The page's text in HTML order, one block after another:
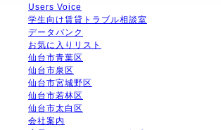
Users Voice
学生向け賃貸トラブル相談室
データバンク
お気に入りリスト
仙台市青葉区
仙台市泉区
仙台市宮城野区
仙台市若林区
仙台市太白区
会社案内